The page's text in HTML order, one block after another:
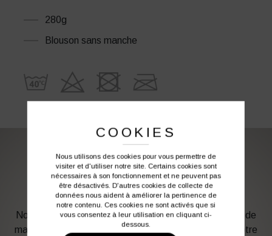
280g
Blouson sans manche
PERSONNALISATION DE VOS VÊTEMENTS DE
TRAVAIL
Notre graphiste connait les produits et les techniques de
marquage. Elle sera à votre service afin d’optimiser votre
COOKIES
Nous utilisons des cookies pour vous permettre de
visiter et d'utiliser notre site. Certains cookies sont
nécessaires à son fonctionnement et ne peuvent pas
être désactivés. D'autres cookies de collecte de
données nous aident à améliorer la pertinence de
notre contenu. Ces cookies ne sont activés que si
vous consentez à leur utilisation en cliquant ci-
dessous.